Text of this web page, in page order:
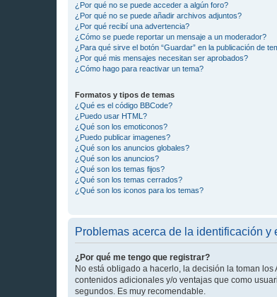
¿Por qué no se puede acceder a algún foro?
¿Por qué no se puede añadir archivos adjuntos?
¿Por qué recibí una advertencia?
¿Cómo se puede reportar un mensaje a un moderador?
¿Para qué sirve el botón “Guardar” en la publicación de
¿Por qué mis mensajes necesitan ser aprobados?
¿Cómo hago para reactivar un tema?
Formatos y tipos de temas
¿Qué es el código BBCode?
¿Puedo usar HTML?
¿Qué son los emoticonos?
¿Puedo publicar imagenes?
¿Qué son los anuncios globales?
¿Qué son los anuncios?
¿Qué son los temas fijos?
¿Qué son los temas cerrados?
¿Qué son los iconos para los temas?
Problemas acerca de la identificación y
¿Por qué me tengo que registrar?
No está obligado a hacerlo, la decisión la toman
contenidos adicionales y/o ventajas que como
segundos. Es muy recomendable.